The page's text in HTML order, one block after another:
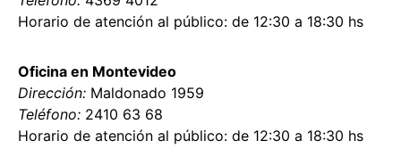
Horario de atención al público: de 12:30 a 18:30 hs
Oficina en Montevideo
Dirección: Maldonado 1959
Teléfono: 2410 63 68
Horario de atención al público: de 12:30 a 18:30 hs